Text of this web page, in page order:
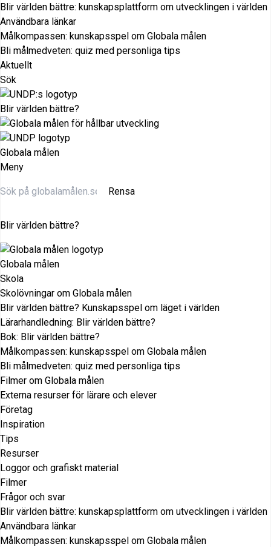
Blir världen bättre: kunskapsplattform om utvecklingen i världen
Användbara länkar
Målkompassen: kunskapsspel om Globala målen
Bli målmedveten: quiz med personliga tips
Aktuellt
Sök
Blir världen bättre?
Globala målen
Meny
Rensa
Blir världen bättre?
Globala målen
Skola
Skolövningar om Globala målen
Blir världen bättre? Kunskapsspel om läget i världen
Lärarhandledning: Blir världen bättre?
Bok: Blir världen bättre?
Målkompassen: kunskapsspel om Globala målen
Bli målmedveten: quiz med personliga tips
Filmer om Globala målen
Externa resurser för lärare och elever
Företag
Inspiration
Tips
Resurser
Loggor och grafiskt material
Filmer
Frågor och svar
Blir världen bättre: kunskapsplattform om utvecklingen i världen
Användbara länkar
Målkompassen: kunskapsspel om Globala målen